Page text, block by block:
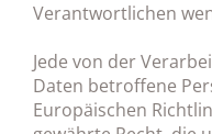
Verantwortlichen
Jede von der
Daten betroffene
Europäischen